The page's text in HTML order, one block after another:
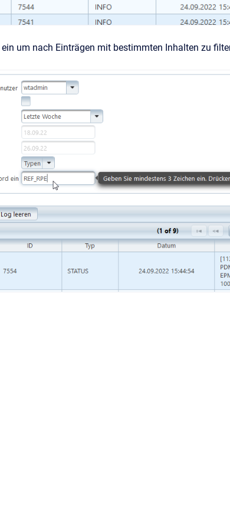
ein um nach Einträgen mit bestimmten Inhalten zu